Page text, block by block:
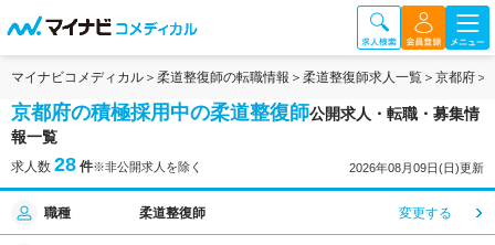
マイナビコメディカル 柔道整復師の転職情報 柔道整復師求人一覧 京都府
京都府の積極採用中の柔道整復師公開求人・転職・募集情
報一覧
求人数 28 件※非公開求人を除く 2026年08月09日(日)更新
職種 柔道整復師 変更する